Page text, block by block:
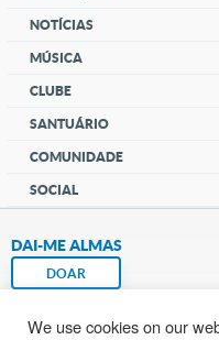
NOTÍCIAS
MÚSICA
CLUBE
SANTUÁRIO
COMUNIDADE
SOCIAL
DAI-ME ALMAS
DOAR
Fundação
We use cookies on our